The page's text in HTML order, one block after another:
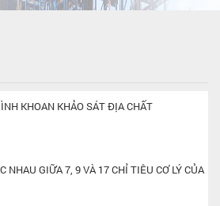
KHOAN KHẢO SÁT ĐỊA CHẤT
NHAU GIỮA 7, 9 VÀ 17 CHỈ TIÊU CƠ LÝ CỦA